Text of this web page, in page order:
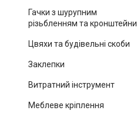
Гачки з шурупним
різьбленням та кронштейни
Цвяхи та будівельні скоби
Заклепки
Витратний інструмент
Меблеве кріплення